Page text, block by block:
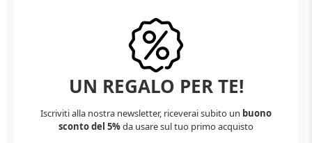
UN REGALO PER TE!
Iscriviti alla nostra newsletter, riceverai subito un buono
sconto del 5%da usare sul tuo primo acquisto